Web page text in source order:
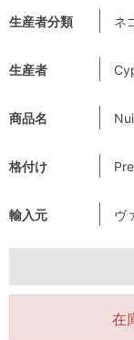
生産者分類 ネ
生産者
商品名
格付け
輸入元 ヴ
在